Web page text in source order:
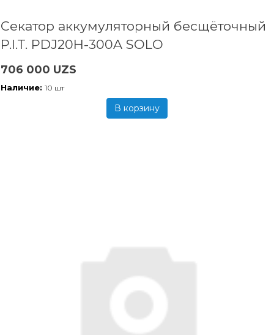
Секатор аккумуляторный бесщёточный
P.I.T. PDJ20H-300A SOLO
706 000 UZS
Наличие: 10 шт
В корзину